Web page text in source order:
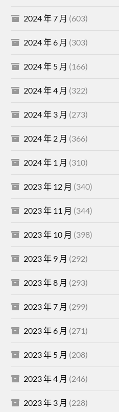
2024 年 7 月 (603)
2024 年 6 月 (303)
2024 年 5 月 (166)
2024 年 4 月 (322)
2024 年 3 月 (273)
2024 年 2 月 (366)
2024 年 1 月 (310)
2023 年 12 月 (340)
2023 年 11 月 (344)
2023 年 10 月 (398)
2023 年 9 月 (292)
2023 年 8 月 (293)
2023 年 7 月 (299)
2023 年 6 月 (271)
2023 年 5 月 (208)
2023 年 4 月 (246)
2023 年 3 月 (228)